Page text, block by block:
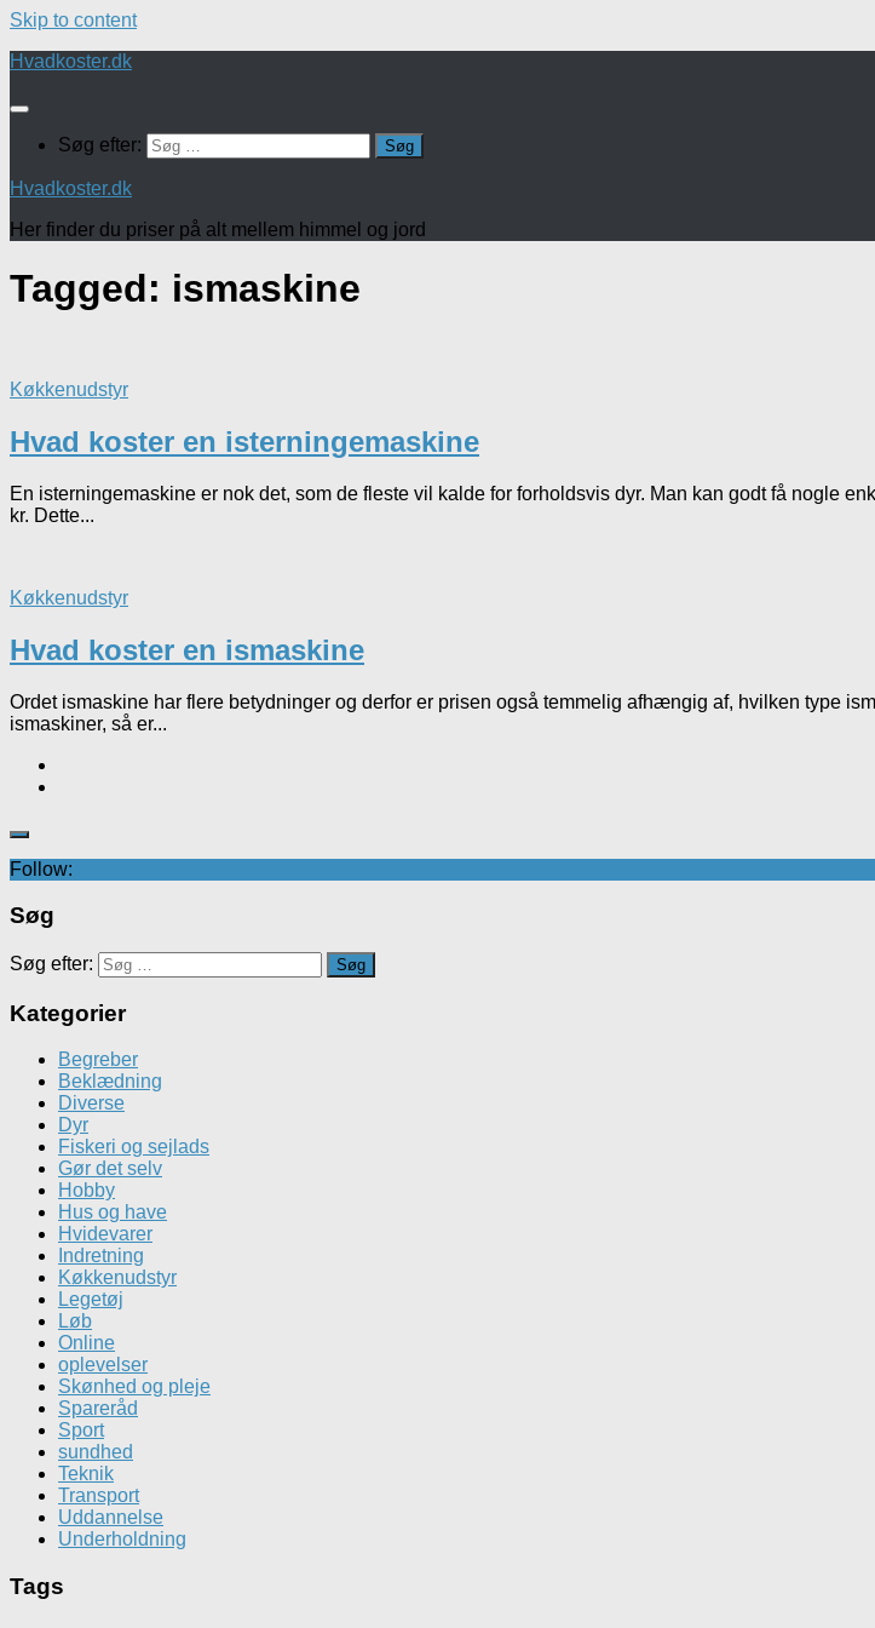
Skip to content
Hvadkoster.dk
Søg efter:
Hvadkoster.dk
Her finder du priser på alt mellem himmel og jord
Tagged: ismaskine
Køkkenudstyr
Hvad koster en isterningemaskine
En isterningemaskine er nok det, som de fleste vil kalde for forholdsvis dyr. Man kan godt få nogle
kr. Dette...
Køkkenudstyr
Hvad koster en ismaskine
Ordet ismaskine har flere betydninger og derfor er prisen også temmelig afhængig af, hvilken type
ismaskiner, så er...
Follow:
Søg
Søg efter:
Kategorier
Begreber
Beklædning
Diverse
Dyr
Fiskeri og sejlads
Gør det selv
Hobby
Hus og have
Hvidevarer
Indretning
Køkkenudstyr
Legetøj
Løb
Online
oplevelser
Skønhed og pleje
Spareråd
Sport
sundhed
Teknik
Transport
Uddannelse
Underholdning
Tags